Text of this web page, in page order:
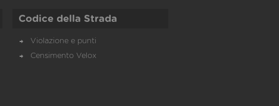
Codice della Strada
Violazione e punti
Censimento Velox